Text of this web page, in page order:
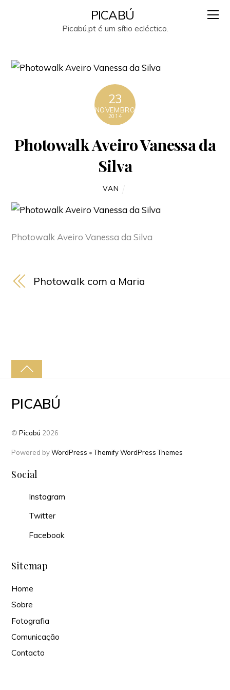
PICABÚ
Picabú.pt é um sítio ecléctico.
23
NOVEMBRO
2014
Photowalk Aveiro Vanessa da
Silva
VAN
Photowalk Aveiro Vanessa da Silva
Photowalk com a Maria
PICABÚ
©Picabú 2026
Powered byWordPress •Themify WordPress Themes
Social
Instagram
Twitter
Facebook
Sitemap
Home
Sobre
Fotografia
Comunicação
Contacto